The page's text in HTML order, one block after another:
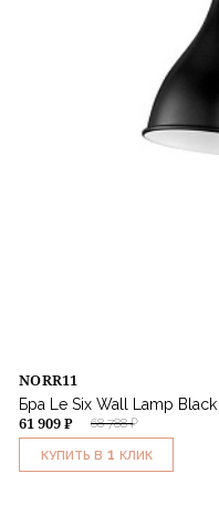
NORR11
Бра Le Six Wall Lamp Black
68 788 ₽
61 909 ₽
КУПИТЬ В 1 КЛИК